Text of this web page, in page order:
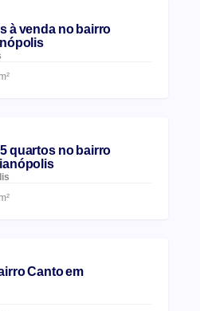
à venda no bairro
quartos no bairro
Canto em